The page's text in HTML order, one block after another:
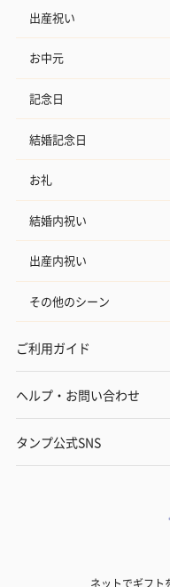
出産祝い
お中元
記念日
結婚記念日
お礼
結婚内祝い
出産内祝い
その他のシーン
ご利用ガイド
ヘルプ・お問い合わせ
タンプ公式SNS
ネットでギフト